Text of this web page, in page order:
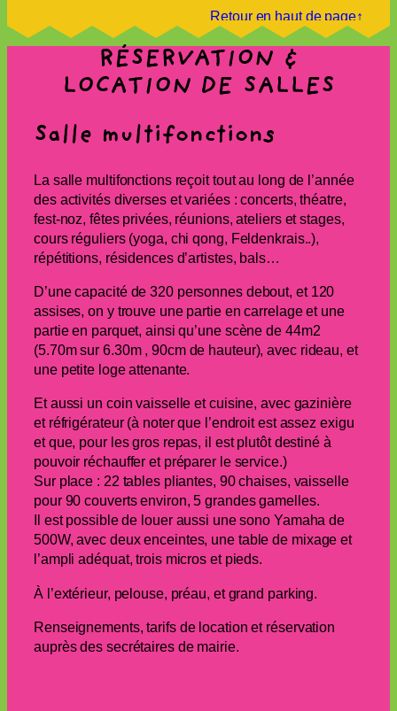
Retour en haut de page↑
RÉSERVATION &
LOCATION DE SALLES
Salle multifonctions
La salle multifonctions reçoit tout au long de l’année
des activités diverses et variées : concerts, théatre,
fest-noz, fêtes privées, réunions, ateliers et stages,
cours réguliers (yoga, chi qong, Feldenkrais..),
répétitions, résidences d’artistes, bals…
D’une capacité de 320 personnes debout, et 120
assises, on y trouve une partie en carrelage et une
partie en parquet, ainsi qu’une scène de 44m2
(5.70m sur 6.30m , 90cm de hauteur), avec rideau, et
une petite loge attenante.
Et aussi un coin vaisselle et cuisine, avec gazinière
et réfrigérateur (à noter que l’endroit est assez exigu
et que, pour les gros repas, il est plutôt destiné à
pouvoir réchauffer et préparer le service.)
Sur place : 22 tables pliantes, 90 chaises, vaisselle
pour 90 couverts environ, 5 grandes gamelles.
Il est possible de louer aussi une sono Yamaha de
500W, avec deux enceintes, une table de mixage et
l’ampli adéquat, trois micros et pieds.
À l’extérieur, pelouse, préau, et grand parking.
Renseignements, tarifs de location et réservation
auprès des secrétaires de mairie.